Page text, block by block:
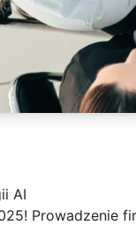
AI
Prowadzenie